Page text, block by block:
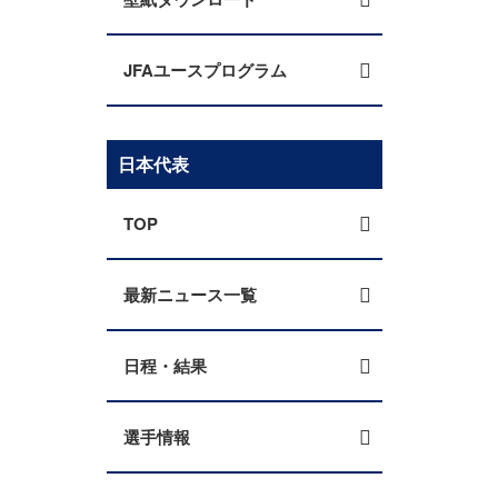
JFAユースプログラム
日本代表
TOP
最新ニュース一覧
日程・結果
選手情報